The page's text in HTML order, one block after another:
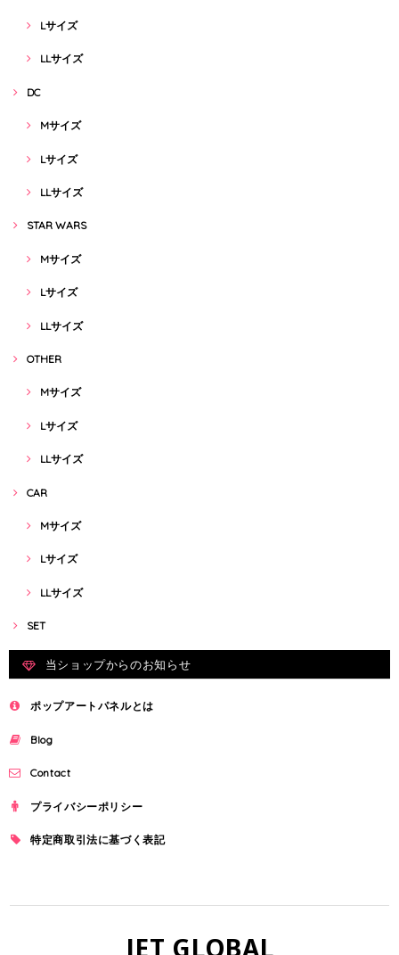
Lサイズ
LLサイズ
DC
Mサイズ
Lサイズ
LLサイズ
STAR WARS
Mサイズ
Lサイズ
LLサイズ
OTHER
Mサイズ
Lサイズ
LLサイズ
CAR
Mサイズ
Lサイズ
LLサイズ
SET
当ショップからのお知らせ
ポップアートパネルとは
Blog
Contact
プライバシーポリシー
特定商取引法に基づく表記
JET GLOBAL